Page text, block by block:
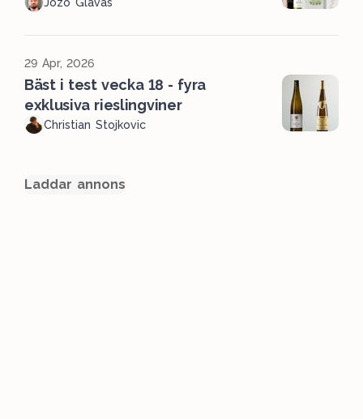
Jozo Glavas
29 Apr, 2026
Bäst i test vecka 18 - fyra
exklusiva rieslingviner
Christian Stojkovic
Laddar annons